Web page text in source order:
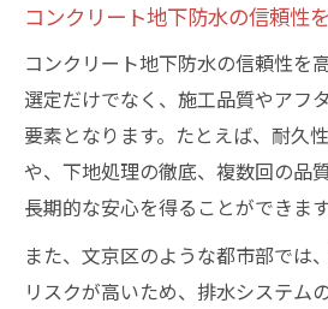
コンクリート地下防水の信頼性
コンクリート地下防水の信頼性を
選定だけでなく、施工品質やアフ
要素となります。たとえば、耐久
や、下地処理の徹底、複数回の品
長期的な安心を得ることができます
また、文京区のような都市部では
リスクが高いため、排水システム